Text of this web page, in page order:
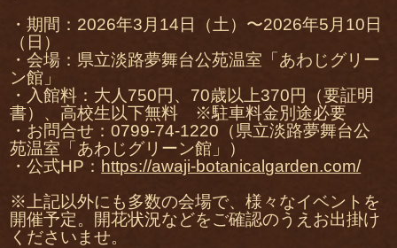
・期間：2026年3月14日（土）〜2026年5月10日
（日）
・会場：県立淡路夢舞台公苑温室「あわじグリー
ン館」
・入館料：大人750円、70歳以上370円（要証明
書）、高校生以下無料 ※駐車料金別途必要
・お問合せ：0799-74-1220（県立淡路夢舞台公
苑温室「あわじグリーン館」）
・公式HP： https://awaji-botanicalgarden.com/
※上記以外にも多数の会場で、様々なイベントを
開催予定。開花状況などをご確認のうえお出掛け
くださいませ。